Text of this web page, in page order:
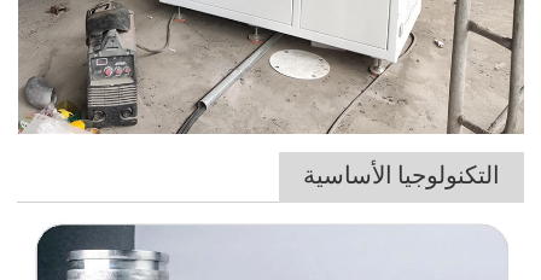
التكنولوجيا الأساسية